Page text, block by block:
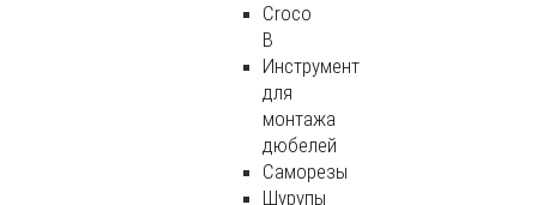
Croco
B
Инструмент
для
монтажа
дюбелей
Саморезы
Шурупы